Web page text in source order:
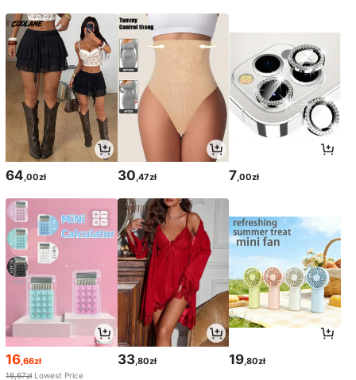
64 ,00zł 30 ,47zł 7 ,00zł
16 ,66zł
16,67zł Lowest Price
33,80zł 19 ,80zł